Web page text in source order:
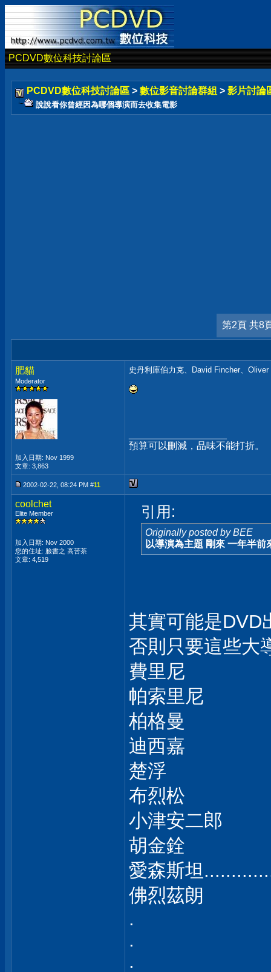
PCDVD數位科技討論區
PCDVD數位科技討論區 > 數位影音討論群組 > 影片討論
說說看你曾經因為哪個導演而去收集電影
第2頁 共8
肥貓
Moderator
加入日期: Nov 1999
文章: 3,863
史丹利庫伯力克、David Fincher、Oliver
預算可以刪減，品味不能打折。
2002-02-22, 08:24 PM #11
coolchet
Elite Member
加入日期: Nov 2000
您的住址: 臉書之 高苦茶
文章: 4,519
引用:
Originally posted by BEE
以導演為主題 剛來 一年半
其實可能是DVD
否則只要這些大
費里尼
帕索里尼
柏格曼
迪西嘉
楚浮
布烈松
小津安二郎
胡金銓
愛森斯坦
佛烈茲朗
.
.
.